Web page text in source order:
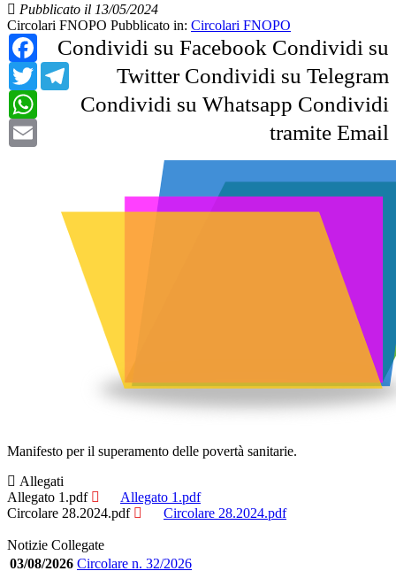
Pubblicato il 13/05/2024
Circolari FNOPO Pubblicato in: Circolari FNOPO
Condividi su Facebook
Facebook
Condividi su
Twitter
Twitter Condividi su Telegram
Telegram
Condividi su Whatsapp
WhatsApp
Condividi
tramite Email
Manifesto per il superamento delle povertà sanitarie.
Allegati
Allegato 1.pdf
Allegato 1.pdf
Circolare 28.2024.pdf
Circolare 28.2024.pdf
Notizie Collegate
03/08/2026 Circolare n. 32/2026